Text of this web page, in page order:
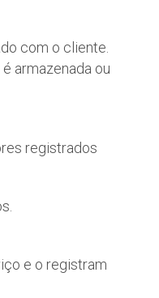
com o cliente.
armazenada ou
registrados
e o registram